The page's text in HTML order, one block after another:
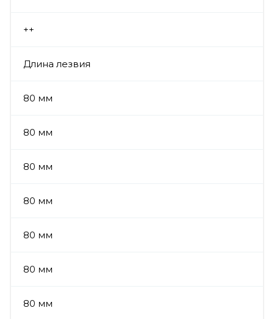
++
Длина лезвия
80 мм
80 мм
80 мм
80 мм
80 мм
80 мм
80 мм